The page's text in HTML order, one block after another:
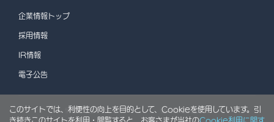
企業情報トップ
採用情報
IR情報
電子公告
情報セキュリティポリシー 個人情報保護方針
このサイトでは、利便性の向上を目的として、Cookieを使用しています。引
き続きこのサイトを利用・閲覧すると、お客さまが当社のCookie利用に関す